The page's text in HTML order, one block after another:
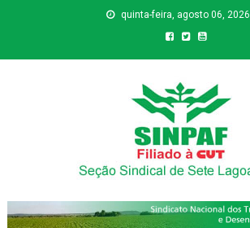
quinta-feira, agosto 06, 2026
Sinpaf